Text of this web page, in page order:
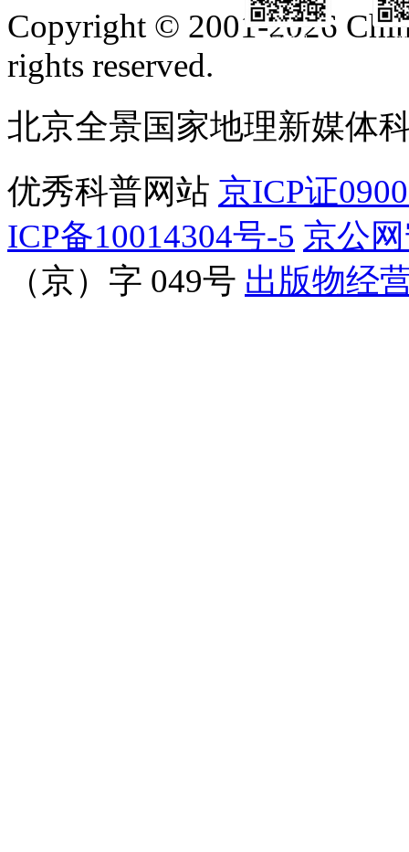
订阅号
Copyright © 2001-2026
rights reserved.
北京全景国家地理新媒体
优秀科普网站 京ICP证
ICP备10014304号-5 京公
（京）字 049号 出版物经